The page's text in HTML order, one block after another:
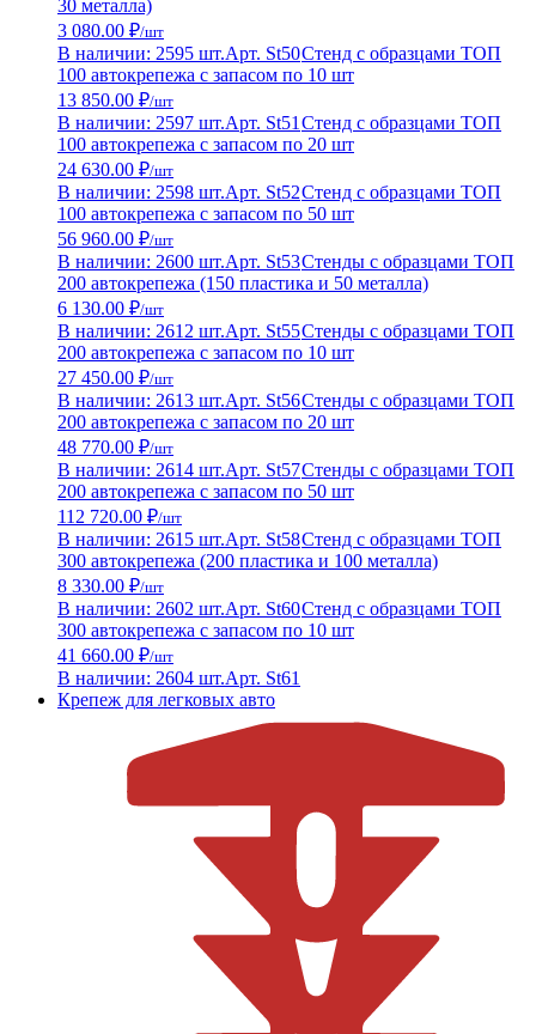
30 металла)
3 080.00 ₽/шт
В наличии: 2595 шт.Арт. St50Стенд с образцами ТОП
100 автокрепежа с запасом по 10 шт
13 850.00 ₽/шт
В наличии: 2597 шт.Арт. St51 Стенд с образцами ТОП
100 автокрепежа с запасом по 20 шт
24 630.00 ₽/шт
В наличии: 2598 шт.Арт. St52Стенд с образцами ТОП
100 автокрепежа с запасом по 50 шт
56 960.00 ₽/шт
В наличии: 2600 шт.Арт. St53Стенды с образцами ТОП
200 автокрепежа (150 пластика и 50 металла)
6 130.00 ₽/шт
В наличии: 2612 шт.Арт. St55Стенды с образцами ТОП
200 автокрепежа с запасом по 10 шт
27 450.00 ₽/шт
В наличии: 2613 шт.Арт. St56Стенды с образцами ТОП
200 автокрепежа с запасом по 20 шт
48 770.00 ₽/шт
В наличии: 2614 шт.Арт. St57Стенды с образцами ТОП
200 автокрепежа с запасом по 50 шт
112 720.00 ₽/шт
В наличии: 2615 шт.Арт. St58Стенд с образцами ТОП
300 автокрепежа (200 пластика и 100 металла)
8 330.00 ₽/шт
В наличии: 2602 шт.Арт. St60Стенд с образцами ТОП
300 автокрепежа с запасом по 10 шт
41 660.00 ₽/шт
В наличии: 2604 шт.Арт. St61
Крепеж для легковых авто